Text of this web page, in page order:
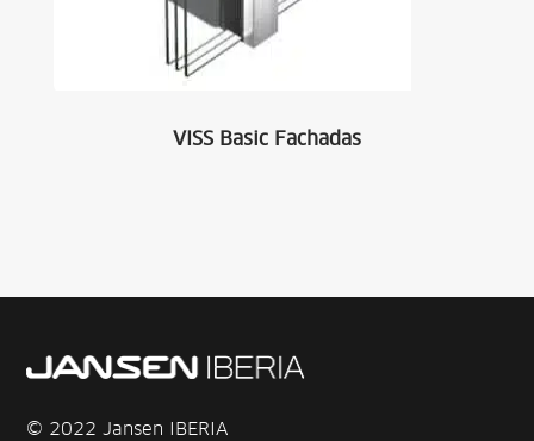
VISS Basic Fachadas
© 2022 Jansen IBERIA